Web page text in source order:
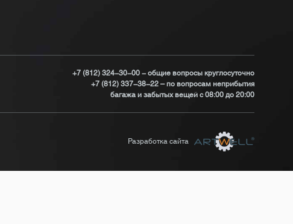
+7 (812) 324-30-00 - общие вопросы круглосуточно
+7 (812) 337-38-22 – по вопросам неприбытия
багажа и забытых вещей с 08:00 до 20:00
Разработка сайта